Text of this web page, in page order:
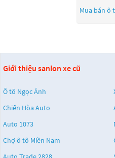
Mua bán ô
Giới thiệu sanlon xe cũ
Ô tô Ngọc Ánh
Chiến Hòa Auto
Auto 1073
Chợ ô tô Miền Nam